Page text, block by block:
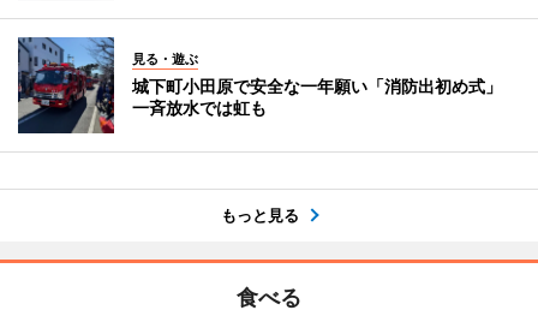
見る・遊ぶ
城下町小田原で安全な一年願い「消防出初め式」
一斉放水では虹も
もっと見る
食べる